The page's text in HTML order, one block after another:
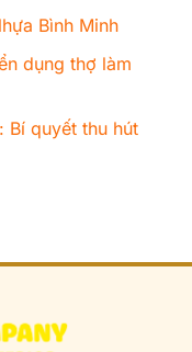
Bình Minh
dụng thợ làm
Bí quyết thu hút